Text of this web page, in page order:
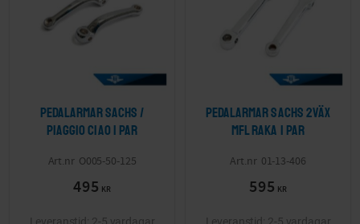
Pedalarmar Sachs /
Piaggio Ciao 1 par
O005-50-125
495 KR
Pedalarmar Sachs 2väx
mfl raka 1 par
01-13-406
595 KR